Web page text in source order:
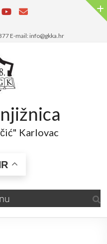
E-mail: info@gkka.hr
Karlovac